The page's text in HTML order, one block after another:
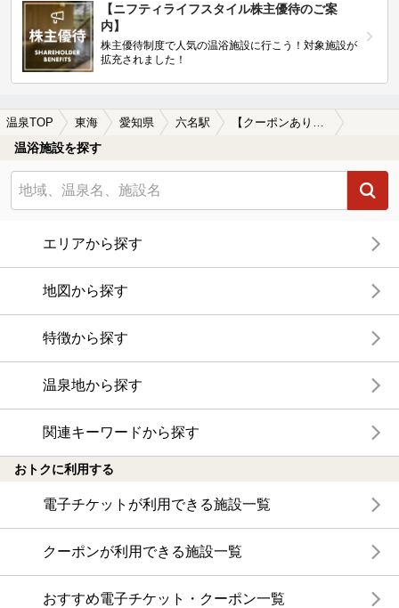
【ニフティライフスタイル株主優待のご案
内】
株主優待制度で人気の温浴施設に行こう！対象施設が
拡充されました！
温泉TOP 東海 愛知県 六名駅
温浴施設を探す
エリアから探す
地図から探す
特徴から探す
温泉地から探す
関連キーワードから探す
おトクに利用する
電子チケットが利用できる施設一覧
クーポンが利用できる施設一覧
おすすめ電子チケット・クーポン一覧